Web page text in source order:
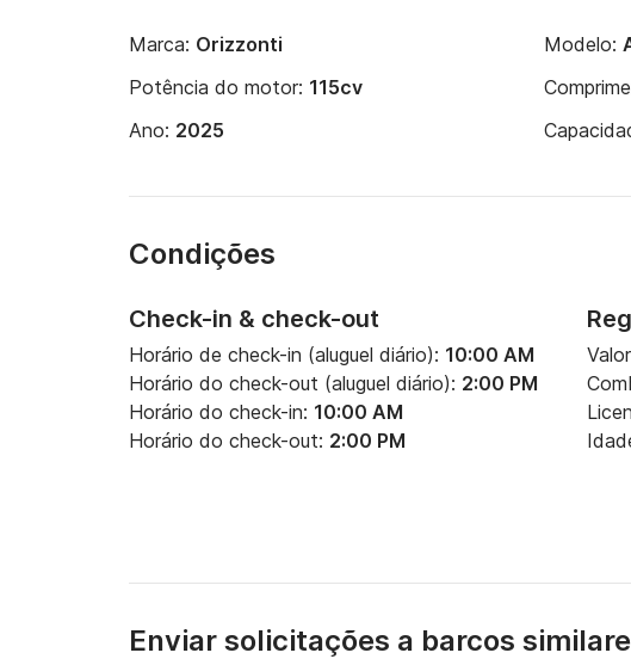
Marca: Orizzonti Modelo:
Potência do motor: 115cv
Ano: 2025
Condições
Check-in & check-out
Horário de check-in (aluguel diário): 10:00 AM
Horário do check-out (aluguel diário): 2:00 PM
Horário do check-in: 10:00 AM
Horário do check-out: 2:00 PM
Enviar solicitações a barcos